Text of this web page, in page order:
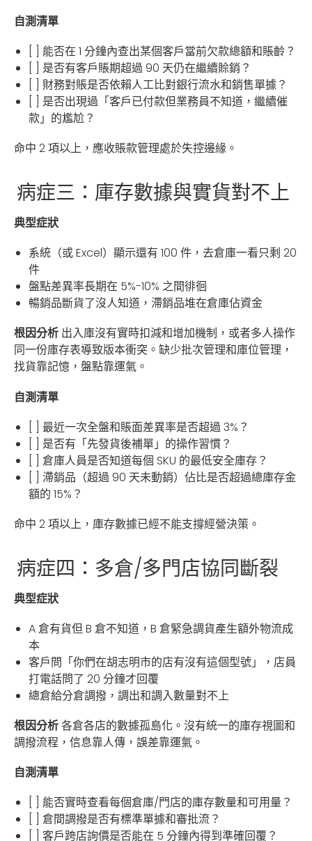
自測清單
[ ] 能否在 1 分鐘內查出某個客戶當前欠款總額和賬齡？
[ ] 是否有客戶賬期超過 90 天仍在繼續賒銷？
[ ] 財務對賬是否依賴人工比對銀行流水和銷售單據？
[ ] 是否出現過「客戶已付款但業務員不知道，繼續催
款」的尷尬？
命中 2 項以上，應收賬款管理處於失控邊緣。
病症三：庫存數據與實貨對不上
典型症狀
系統（或 Excel）顯示還有 100 件，去倉庫一看只剩 20
件
盤點差異率長期在 5%-10% 之間徘徊
暢銷品斷貨了沒人知道，滯銷品堆在倉庫佔資金
根因分析 出入庫沒有實時扣減和增加機制，或者多人操作
同一份庫存表導致版本衝突。缺少批次管理和庫位管理，
找貨靠記憶，盤點靠運氣。
自測清單
[ ] 最近一次全盤和賬面差異率是否超過 3%？
[ ] 是否有「先發貨後補單」的操作習慣？
[ ] 倉庫人員是否知道每個 SKU 的最低安全庫存？
[ ] 滯銷品（超過 90 天未動銷）佔比是否超過總庫存金
額的 15%？
命中 2 項以上，庫存數據已經不能支撐經營決策。
病症四：多倉/多門店協同斷裂
典型症狀
A 倉有貨但 B 倉不知道，B 倉緊急調貨產生額外物流成
本
客戶問「你們在胡志明市的店有沒有這個型號」，店員
打電話問了 20 分鐘才回覆
總倉給分倉調撥，調出和調入數量對不上
根因分析各倉各店的數據孤島化。沒有統一的庫存視圖和
調撥流程，信息靠人傳，誤差靠運氣。
自測清單
[ ] 能否實時查看每個倉庫/門店的庫存數量和可用量？
[ ] 倉間調撥是否有標準單據和審批流？
[ ] 客戶跨店詢價是否能在 5 分鐘內得到準確回覆？